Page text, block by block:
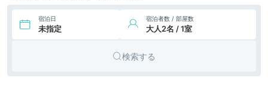
9.強羅温泉 翠光館 旅館
10.箱根強羅温泉 楽々
23,414円〜 21,300円〜
宿泊日
未指定
宿泊者数 / 部屋数
大人2名 / 1室
検索する